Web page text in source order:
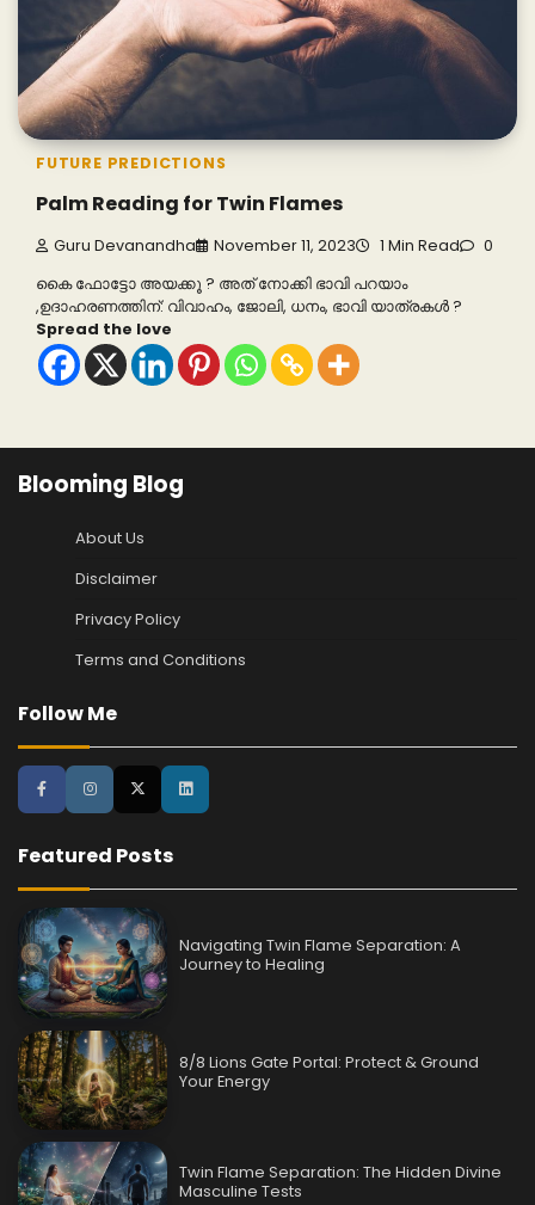
FUTURE PREDICTIONS
Palm Reading for Twin Flames
Guru Devanandha November 11, 2023 1 Min Read 0
കൈ ഫോട്ടോ അയക്കൂ ? അത് നോക്കി ഭാവി പറയാം
,ഉദാഹരണത്തിന്: വിവാഹം, ജോലി, ധനം, ഭാവി യാത്രകൾ ?
Spread the love
Blooming Blog
About Us
Disclaimer
Privacy Policy
Terms and Conditions
Follow Me
Featured Posts
Navigating Twin Flame Separation: A
Journey to Healing
8/8 Lions Gate Portal: Protect & Ground
Your Energy
Twin Flame Separation: The Hidden Divine
Masculine Tests